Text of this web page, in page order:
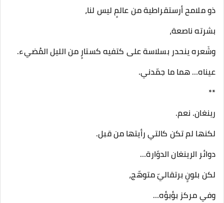
ذو ملامح أرستقراطية من عالمٍ ليس لنا،
بشرته ناصعة،
وشَعره ينحدر بسلاسة على كتفيه كستارٍ من الليل المُضيء.
عيناه… هما ما جمّدني.
**
رينغان. نعم.
لكنها لم تكن كالتي رأيتها من قبل.
دوائر الرينغان الدوّارة…
لكن بلونٍ برتقاليّ متوهّج،
وفي مركز بؤبؤه…